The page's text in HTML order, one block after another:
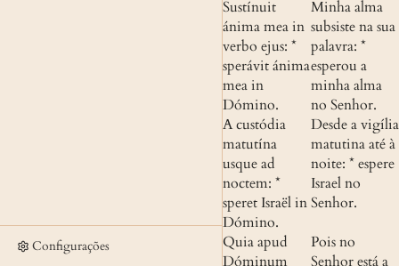
Configurações
Sustínuit
ánima mea in
verbo ejus: *
sperávit ánima
mea in
Dómino.
Minha alma
subsiste na sua
palavra: *
esperou a
minha alma
no Senhor.
A custódia
matutína
usque ad
noctem: *
speret Israël in
Dómino.
Desde a vigília
matutina até à
noite: * espere
Israel no
Senhor.
Quia apud
Dóminum
Pois no
Senhor está a